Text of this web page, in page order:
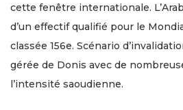
cette fenêtre internationale.
d’un effectif qualifié pour le
classée 156e. Scénario
gérée de Donis avec de
l’intensité saoudienne.